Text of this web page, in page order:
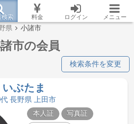
検索 料金 ログイン メニュー
県 小諸市
市の会員
検索条件を変更
いぶたま
長野県 上田市
本人証
写真証